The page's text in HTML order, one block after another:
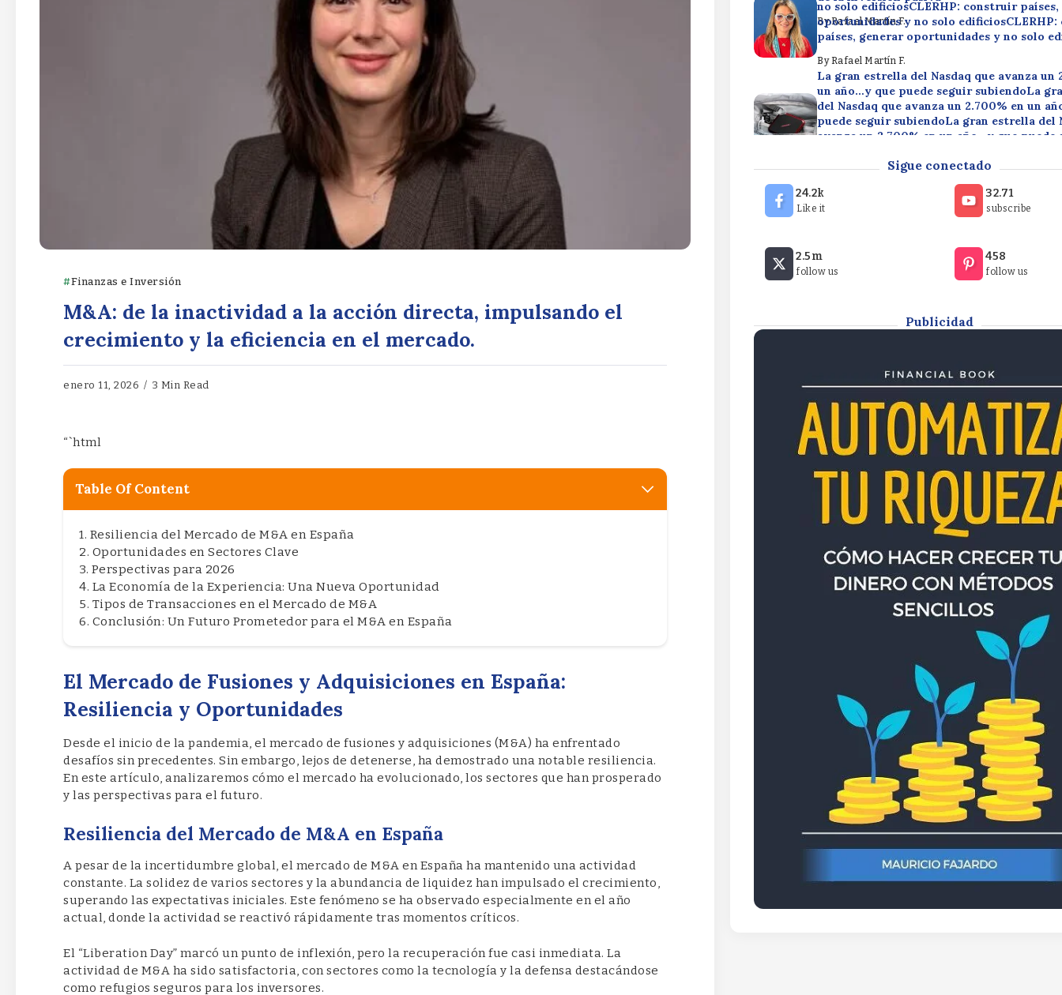
Finanzas e Inversión
M&A: de la inactividad a la acción directa, impulsando el
crecimiento y la eficiencia en el mercado.
enero 11, 2026 3 Min Read
“`html
Table Of Content
Resiliencia del Mercado de M&A en España
Oportunidades en Sectores Clave
Perspectivas para 2026
La Economía de la Experiencia: Una Nueva Oportunidad
Tipos de Transacciones en el Mercado de M&A
Conclusión: Un Futuro Prometedor para el M&A en España
El Mercado de Fusiones y Adquisiciones en España:
Resiliencia y Oportunidades
Desde el inicio de la pandemia, el mercado de fusiones y adquisiciones (M&A) ha enfrentado
desafíos sin precedentes. Sin embargo, lejos de detenerse, ha demostrado una notable resiliencia.
En este artículo, analizaremos cómo el mercado ha evolucionado, los sectores que han prosperado
y las perspectivas para el futuro.
Resiliencia del Mercado de M&A en España
A pesar de la incertidumbre global, el mercado de M&A en España ha mantenido una actividad
constante. La solidez de varios sectores y la abundancia de liquidez han impulsado el crecimiento,
superando las expectativas iniciales. Este fenómeno se ha observado especialmente en el año
actual, donde la actividad se reactivó rápidamente tras momentos críticos.
El “Liberation Day” marcó un punto de inflexión, pero la recuperación fue casi inmediata. La
actividad de M&A ha sido satisfactoria, con sectores como la tecnología y la defensa destacándose
como refugios seguros para los inversores.
ByRafael Martín F.
no solo edificiosCLERHP: construir
oportunidades y no solo
países, generar oportunidades y no solo
By Rafael Martín F.
La gran estrella del Nasdaq que avanza un
un año…y que puede seguir subiendoLa
del Nasdaq que avanza un 2.700% en un
puede seguir subiendoLa gran estrella del
avanza un 2.700% en un año…y que puede
Rafael Martín F.
Efectos en la cartera del rally de la IA, las
megacapitalización y el riesgo oculto de
pasivaEfectos en la cartera del rally de la
de megacapitalización y el riesgo oculto
inversión pasivaEfectos en la cartera del
de la inversión pasiva
By Rafael Martín F.
CLERHP: construir países, generar
no solo edificiosCLERHP: construir
oportunidades y no solo
Sigue conectado
24.2k
Like it
32.71
subscribe
2.5m
follow us
458
follow us
Publicidad